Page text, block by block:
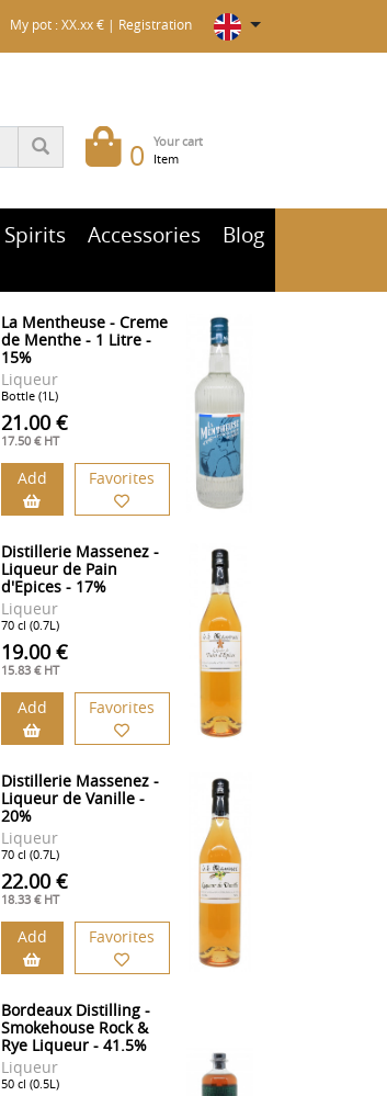
My pot : XX.xx € | Registration
0 Your cart
Item
Spirits Accessories Blog
La Mentheuse - Creme
de Menthe - 1 Litre -
15%
Liqueur
Bottle (1L)
21.00 €
17.50 € HT
Add Favorites
Distillerie Massenez -
Liqueur de Pain
d'Epices - 17%
Liqueur
70 cl (0.7L)
19.00 €
15.83 € HT
Add Favorites
Distillerie Massenez -
Liqueur de Vanille -
20%
Liqueur
70 cl (0.7L)
22.00 €
18.33 € HT
Add Favorites
Bordeaux Distilling -
Smokehouse Rock &
Rye Liqueur - 41.5%
Liqueur
50 cl (0.5L)